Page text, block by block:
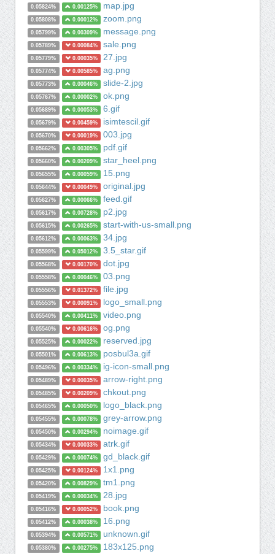
0.05824% 0.00125% map.jpg
0.05808% 0.00012% zoom.png
0.05799% 0.00309% message.png
0.05789% 0.00084% sale.png
0.05779% 0.00035% 27.jpg
0.05774% 0.00585% ag.png
0.05773% 0.00046% slide-2.jpg
0.05767% 0.00002% ok.png
0.05689% 0.00053% 6.gif
0.05679% 0.00459% isimtescil.gif
0.05670% 0.00019% 003.jpg
0.05662% 0.00305% pdf.gif
0.05660% 0.00209% star_heel.png
0.05655% 0.00059% 15.png
0.05644% 0.00049% original.jpg
0.05627% 0.00066% feed.gif
0.05617% 0.00728% p2.jpg
0.05615% 0.00265% start-with-us-small.png
0.05612% 0.00063% 34.jpg
0.05599% 0.05012% 3.5_star.gif
0.05568% 0.00170% dot.jpg
0.05558% 0.00046% 03.png
0.05556% 0.01372% file.jpg
0.05553% 0.00091% logo_small.png
0.05540% 0.00411% video.png
0.05540% 0.00616% og.png
0.05525% 0.00022% reserved.jpg
0.05501% 0.00613% posbul3a.gif
0.05496% 0.00334% ig-icon-small.png
0.05489% 0.00035% arrow-right.png
0.05485% 0.00209% chkout.png
0.05465% 0.00050% logo_black.png
0.05455% 0.00078% grey-arrow.png
0.05450% 0.00294% noimage.gif
0.05434% 0.00033% atrk.gif
0.05429% 0.00074% gd_black.gif
0.05425% 0.00124% 1x1.png
0.05420% 0.00829% tm1.png
0.05419% 0.00034% 28.jpg
0.05416% 0.00052% book.png
0.05412% 0.00038% 16.png
0.05394% 0.00571% unknown.gif
0.05380% 0.00275% 183x125.png